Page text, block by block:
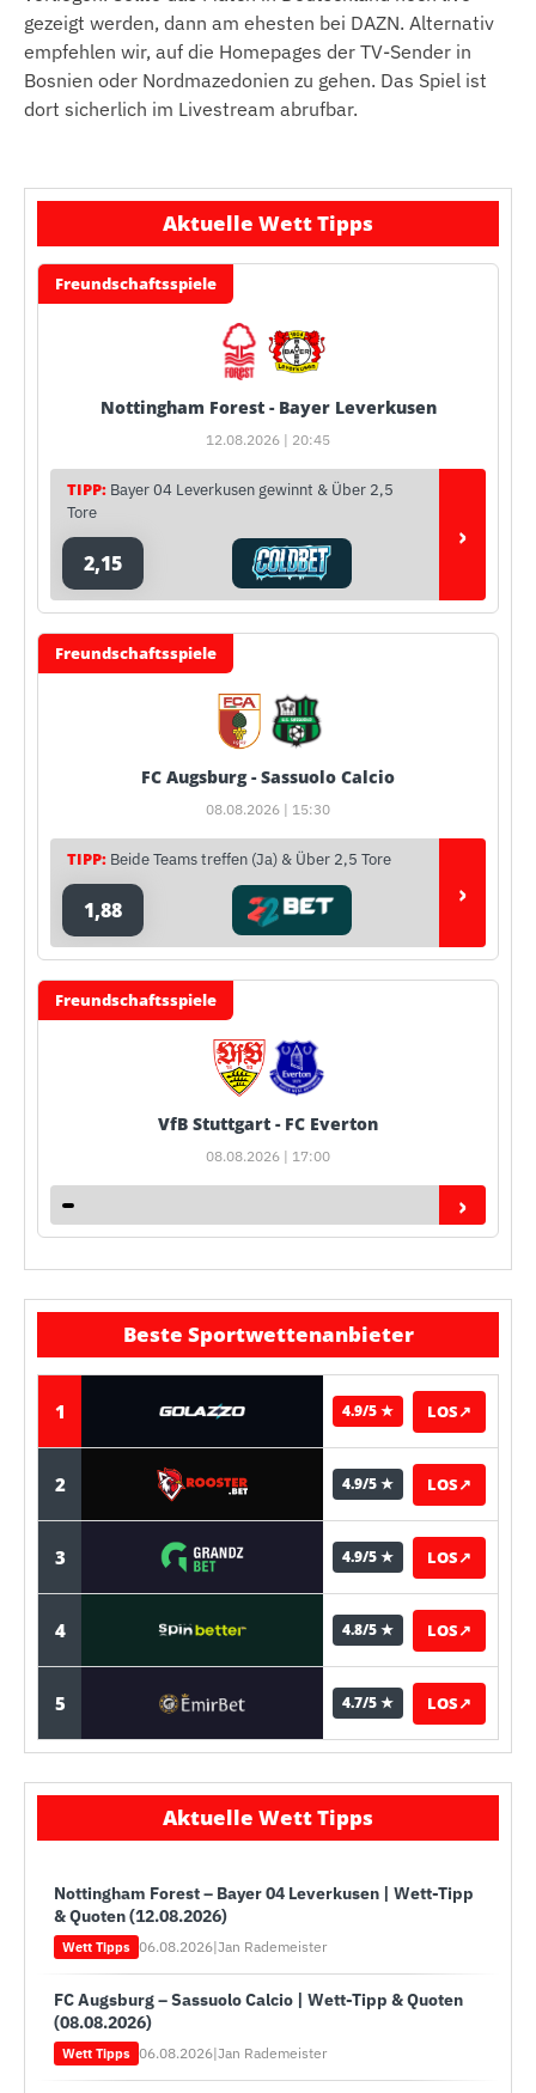
gezeigt werden, dann am ehesten bei DAZN. Alternativ
empfehlen wir, auf die Homepages der TV-Sender in
Bosnien oder Nordmazedonien zu gehen. Das Spiel ist
dort sicherlich im Livestream abrufbar.
Aktuelle Wett Tipps
Freundschaftsspiele
Nottingham Forest - Bayer Leverkusen
12.08.2026 | 20:45
TIPP: Bayer 04 Leverkusen gewinnt & Über 2,5
Tore
2,15
›
Freundschaftsspiele
FC Augsburg - Sassuolo Calcio
08.08.2026 | 15:30
TIPP: Beide Teams treffen (Ja) & Über 2,5 Tore
1,88 ›
Freundschaftsspiele
VfB Stuttgart - FC Everton
08.08.2026 | 17:00
›
Beste Sportwettenanbieter
1 4.9/5 ★ LOS↗
2 4.9/5 ★ LOS↗
3 4.9/5 ★ LOS↗
4 4.8/5 ★ LOS↗
5 4.7/5 ★ LOS↗
Aktuelle Wett Tipps
Nottingham Forest – Bayer 04 Leverkusen | Wett-Tipp
& Quoten (12.08.2026)
Wett Tipps 06.08.2026|Jan Rademeister
FC Augsburg – Sassuolo Calcio | Wett-Tipp & Quoten
(08.08.2026)
Wett Tipps 06.08.2026|Jan Rademeister